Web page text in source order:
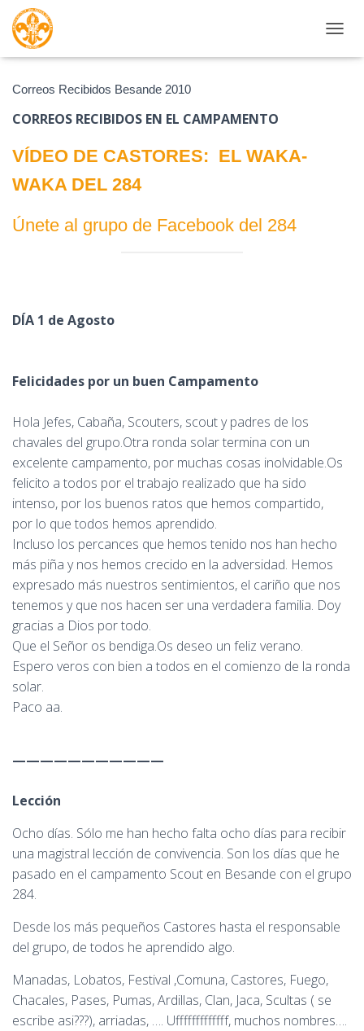
Correos Recibidos Besande 2010
CORREOS RECIBIDOS EN EL CAMPAMENTO
VÍDEO DE CASTORES: EL WAKA-
WAKA DEL 284
Únete al grupo de Facebook del 284
DÍA 1 de Agosto
Felicidades por un buen Campamento
Hola Jefes, Cabaña, Scouters, scout y padres de los
chavales del grupo.Otra ronda solar termina con un
excelente campamento, por muchas cosas inolvidable.Os
felicito a todos por el trabajo realizado que ha sido
intenso, por los buenos ratos que hemos compartido,
por lo que todos hemos aprendido.
Incluso los percances que hemos tenido nos han hecho
más piña y nos hemos crecido en la adversidad. Hemos
expresado más nuestros sentimientos, el cariño que nos
tenemos y que nos hacen ser una verdadera familia. Doy
gracias a Dios por todo.
Que el Señor os bendiga.Os deseo un feliz verano.
Espero veros con bien a todos en el comienzo de la ronda
solar.
Paco aa.
———————————
Lección
Ocho días. Sólo me han hecho falta ocho días para recibir
una magistral lección de convivencia. Son los días que he
pasado en el campamento Scout en Besande con el grupo
284.
Desde los más pequeños Castores hasta el responsable
del grupo, de todos he aprendido algo.
Manadas, Lobatos, Festival ,Comuna, Castores, Fuego,
Chacales, Pases, Pumas, Ardillas, Clan, Jaca, Scultas ( se
escribe asi???), arriadas, …. Ufffffffffffff, muchos nombres….